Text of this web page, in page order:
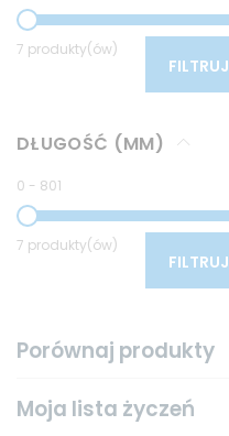
7 produkty(ów)
FILTRUJ
DŁUGOŚĆ (MM)
0 - 801
7 produkty(ów)
FILTRUJ
Porównaj produkty
Moja lista życzeń